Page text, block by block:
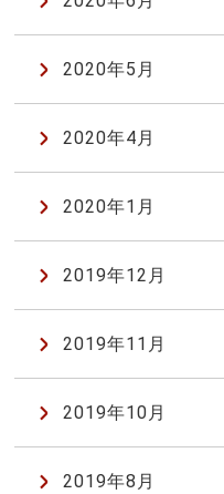
2020年5月
2020年4月
2020年1月
2019年12月
2019年11月
2019年10月
2019年8月